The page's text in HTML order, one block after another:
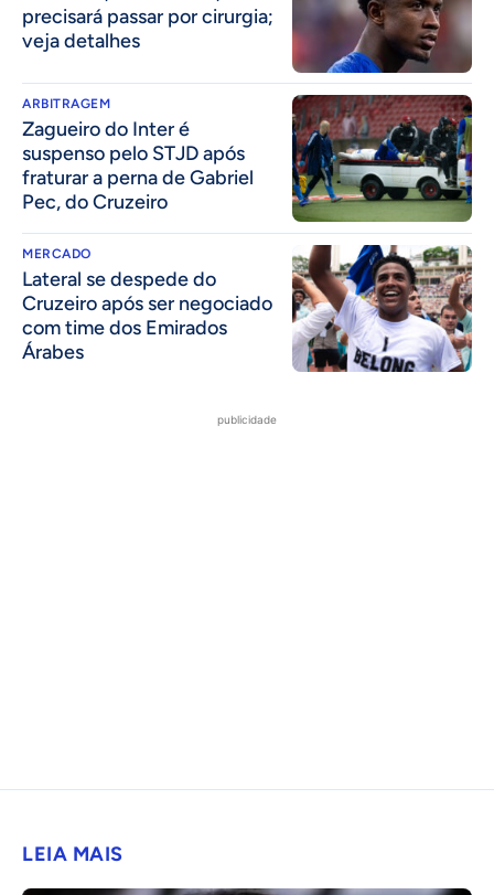
precisará passar por cirurgia;
veja detalhes
ARBITRAGEM
Zagueiro do Inter é
suspenso pelo STJD após
fraturar a perna de Gabriel
Pec, do Cruzeiro
MERCADO
Lateral se despede do
Cruzeiro após ser negociado
com time dos Emirados
Árabes
publicidade
LEIA MAIS